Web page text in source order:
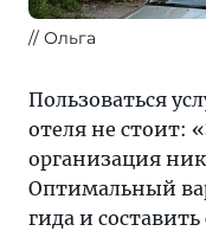
// Ольга
Пользоваться
отеля не стоит:
организация
Оптимальный
гида и